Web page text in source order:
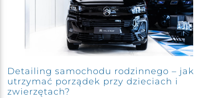
Detailing samochodu rodzinnego – jak
utrzymać porządek przy dzieciach i
zwierzętach?